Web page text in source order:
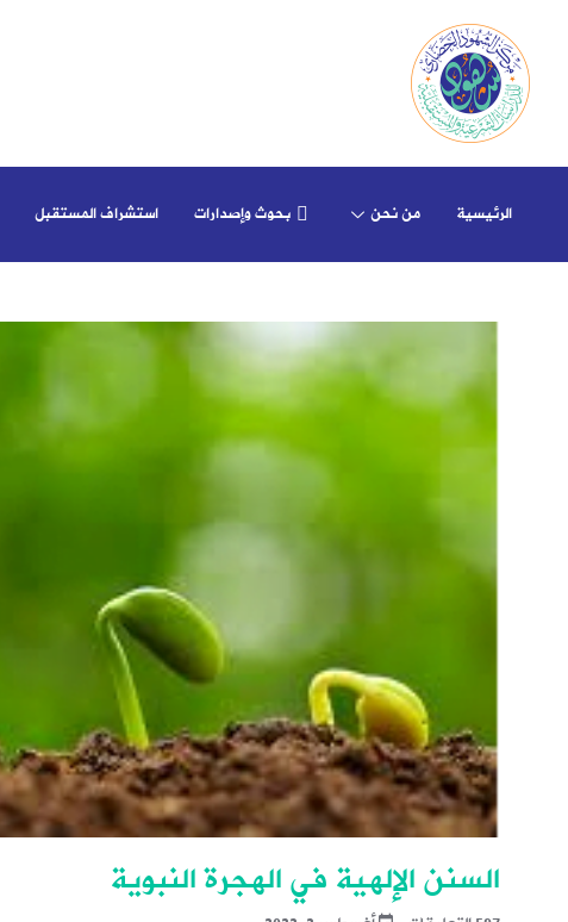
الرئيسية من نحن بحوث وإصدارات استشراف المستقبل
السنن الإلهية في الهجرة النبوية